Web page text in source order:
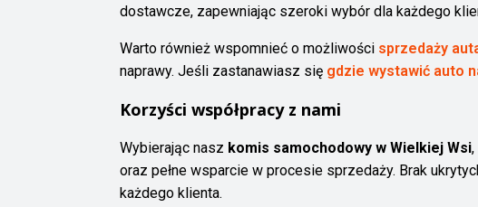
dostawcze, zapewniając szeroki wybór dla każdego
Warto również wspomnieć o możliwości sprzedaży
naprawy. Jeśli zastanawiasz się gdzie wystawić auto
Korzyści współpracy z nami
Wybierając nasz komis samochodowy w Wielkiej Wsi
oraz pełne wsparcie w procesie sprzedaży. Brak
każdego klienta.